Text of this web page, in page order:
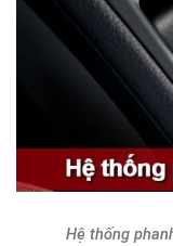
Hệ thống